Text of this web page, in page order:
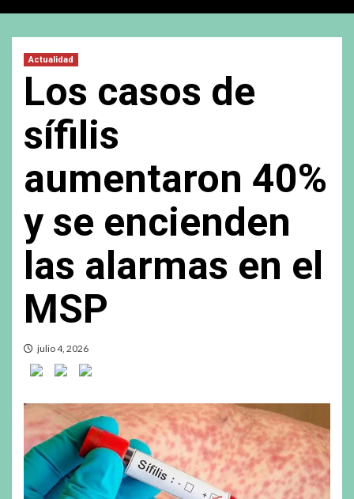
Actualidad
Los casos de
sífilis
aumentaron 40%
y se encienden
las alarmas en el
MSP
julio 4, 2026